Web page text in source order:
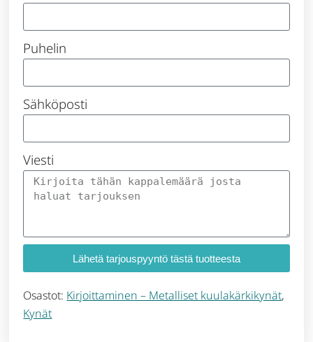
Puhelin
Sähköposti
Viesti
Lähetä tarjouspyyntö tästä tuotteesta
Osastot: Kirjoittaminen – Metalliset kuulakärkikynät,
Kynät